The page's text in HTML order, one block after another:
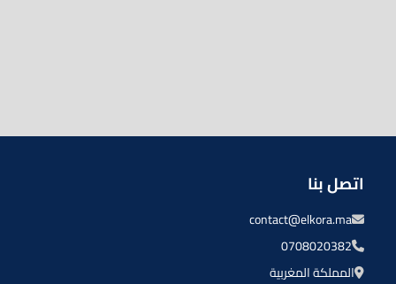
اتصل بنا
contact@elkora.ma
0708020382
المملكة المغربية